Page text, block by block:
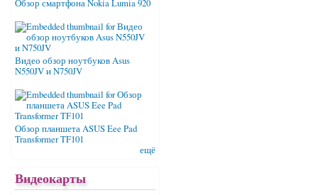
Обзор смартфона Nokia Lumia 920
Видео обзор ноутбуков Asus
N550JV и N750JV
Обзор планшета ASUS Eee Pad
Transformer TF101
ещё
Видеокарты